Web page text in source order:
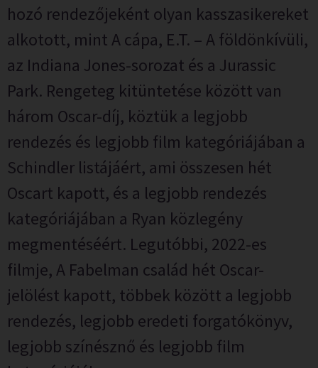
hozó rendezőjeként olyan kasszasikereket
alkotott, mint A cápa, E.T. – A földönkívüli,
az Indiana Jones-sorozat és a Jurassic
Park. Rengeteg kitüntetése között van
három Oscar-díj, köztük a legjobb
rendezés és legjobb film kategóriájában a
Schindler listájáért, ami összesen hét
Oscart kapott, és a legjobb rendezés
kategóriájában a Ryan közlegény
megmentéséért. Legutóbbi, 2022-es
filmje, A Fabelman család hét Oscar-
jelölést kapott, többek között a legjobb
rendezés, legjobb eredeti forgatókönyv,
legjobb színésznő és legjobb film